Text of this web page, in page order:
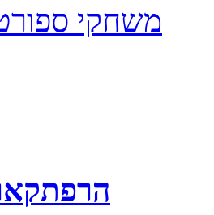
משחקי